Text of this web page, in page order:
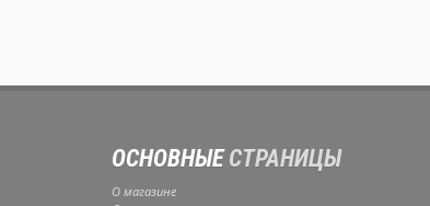
ОСНОВНЫЕСТРАНИЦЫ
О магазине